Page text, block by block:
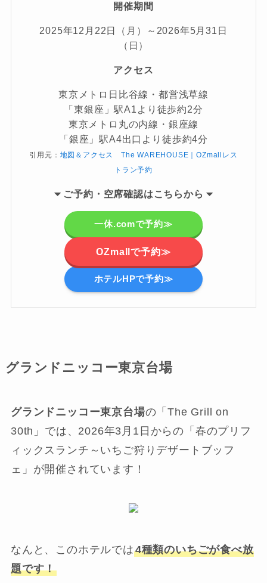
開催期間
2025年12月22日（月）～2026年5月31日
（日）
アクセス
東京メトロ日比谷線・都営浅草線
「東銀座」駅A1より徒歩約2分
東京メトロ丸の内線・銀座線
「銀座」駅A4出口より徒歩約4分
引用元： 地図＆アクセス The WAREHOUSE｜OZmallレス
トラン予約
ご予約・空席確認はこちらから
一休.comで予約≫
OZmallで予約≫
ホテルHPで予約≫
グランドニッコー東京台場
グランドニッコー東京台場の「The Grill on
30th」では、2026年3月1日からの「春のプリフ
ィックスランチ～いちご狩りデザートブッフ
ェ」が開催されています！
なんと、このホテルでは4種類のいちごが食べ放
題です！